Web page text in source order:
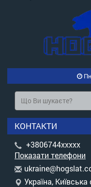
КОНТАКТИ
+3806744xxxxx
Показати телефони
ukraine@hogslat.
Україна,